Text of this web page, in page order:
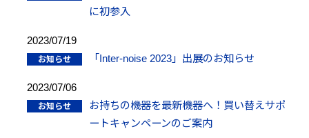
に初参入
2023/07/19
「Inter-noise 2023」出展のお知らせ
2023/07/06
お持ちの機器を最新機器へ！買い替えサポ
ートキャンペーンのご案内